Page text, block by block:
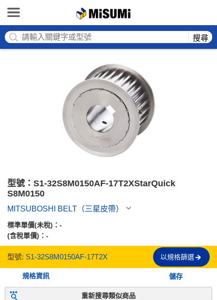
搜尋
型號：S1-32S8M0150AF-17T2XStarQuick
S8M0150
MITSUBOSHI BELT（三星皮帶）
標準單價(未稅)： -
(含稅單價)： -
型號: S1-32S8M0150AF-17T2X 以規格篩選
規格資訊 儲存
重新搜尋類似商品